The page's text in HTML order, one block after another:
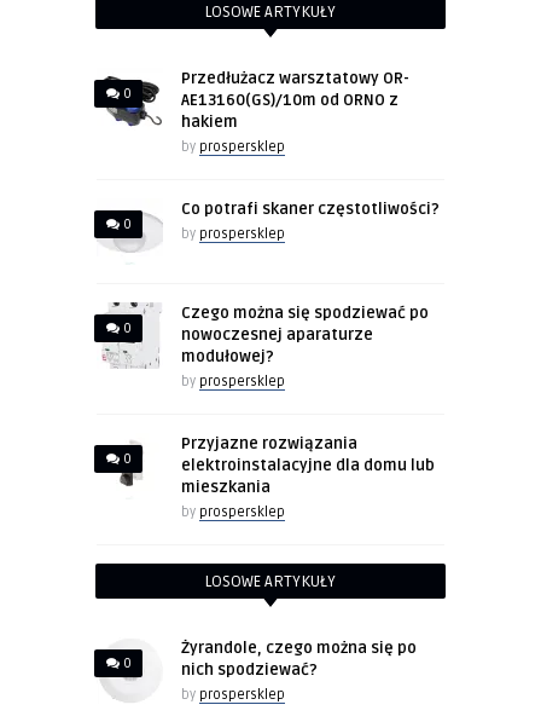
LOSOWE ARTYKUŁY
0
Przedłużacz warsztatowy OR-
AE13160(GS)/10m od ORNO z
hakiem
by prospersklep
0
Co potrafi skaner częstotliwości?
by prospersklep
0
Czego można się spodziewać po
nowoczesnej aparaturze
modułowej?
by prospersklep
0
Przyjazne rozwiązania
elektroinstalacyjne dla domu lub
mieszkania
by prospersklep
LOSOWE ARTYKUŁY
0
Żyrandole, czego można się po
nich spodziewać?
by prospersklep